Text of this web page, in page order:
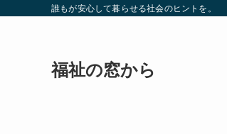
誰もが安心して暮らせる社会のヒントを。
福祉の窓から